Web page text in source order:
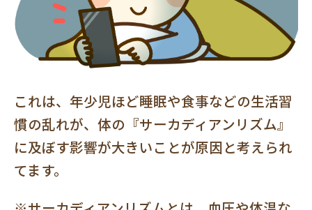
これは、年少児ほど睡眠や食事などの生活習
慣の乱れが、体の『サーカディアンリズム』
に及ぼす影響が大きいことが原因と考えられ
てます。